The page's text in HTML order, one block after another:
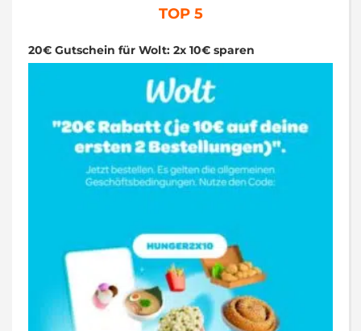
TOP 5
20€ Gutschein für Wolt: 2x 10€ sparen